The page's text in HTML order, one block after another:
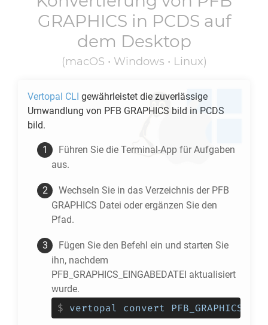
GRAPHICS in PCDS auf
dem Desktop
(macOS • Windows • Linux)
Vertopal CLI gewährleistet die zuverlässige
Umwandlung von PFB GRAPHICS bild in PCDS
bild.
Führen Sie die Terminal-App für Aufgaben
aus.
Wechseln Sie in das Verzeichnis der PFB
GRAPHICS Datei oder ergänzen Sie den
Pfad.
Fügen Sie den Befehl ein und starten Sie
ihn, nachdem
PFB_GRAPHICS_EINGABEDATEI aktualisiert
wurde.
$ vertopal convert